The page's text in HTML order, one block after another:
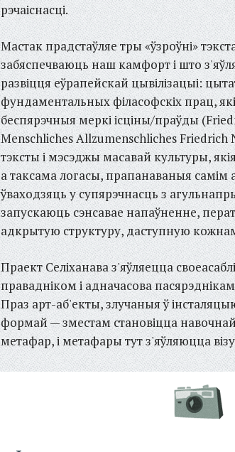
рэчаіснасці.
Мастак прадстаўляе тры «ўзроўні»
забяспечваюць наш камфорт і што
развіцця еўрапейскай цывілізацыі:
фундаментальных філасофскіх прац,
беспярэчныя меркі ісціны/праўды
Menschliches Allzumenschliches Friedrich
тэксты і мэсэджы масавай культуры,
а таксама логасы, прапанаваныя самім
ўваходзяць у супярэчнасць з
запускаюць сэнсавае напаўненне,
адкрытую структуру, даступную
Праект Селіханава з'яўляецца
правадніком і адначасова
Праз арт-аб'екты, злучаныя ў
формай — зместам становіцца
метафар, і метафары тут з'яўляюцца